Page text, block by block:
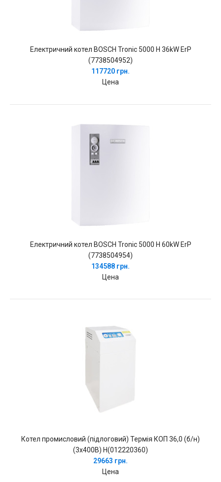
Електричний котел BOSCH Tronic 5000 H 36kW ErP
(7738504952)
117720 грн.
Цена
Електричний котел BOSCH Tronic 5000 H 60kW ErP
(7738504954)
134588 грн.
Цена
Котел промисловий (підлоговий) Термія КОП 36,0 (б/н)
(3х400В) Н(012220360)
29663 грн.
Цена